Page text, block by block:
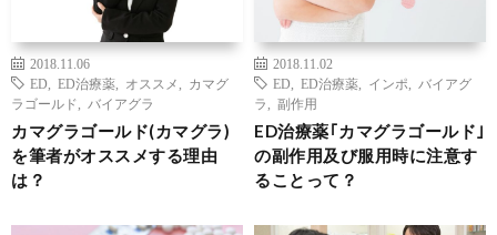
2018.11.06
ED
ED治療薬 オススメ
カマグ
ラゴールド
バイアグラ
カマグラゴールド(カマグラ)
を筆者がオススメする理由
は？
2018.11.02
ED
ED治療薬 インポ
バイアグ
ラ
副作用
ED治療薬｢カマグラゴールド｣
の副作用及び服用時に注意す
ることって？